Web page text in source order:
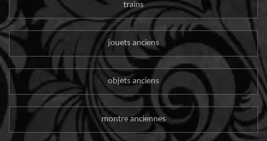
trains
jouets anciens
objets anciens
montre anciennes